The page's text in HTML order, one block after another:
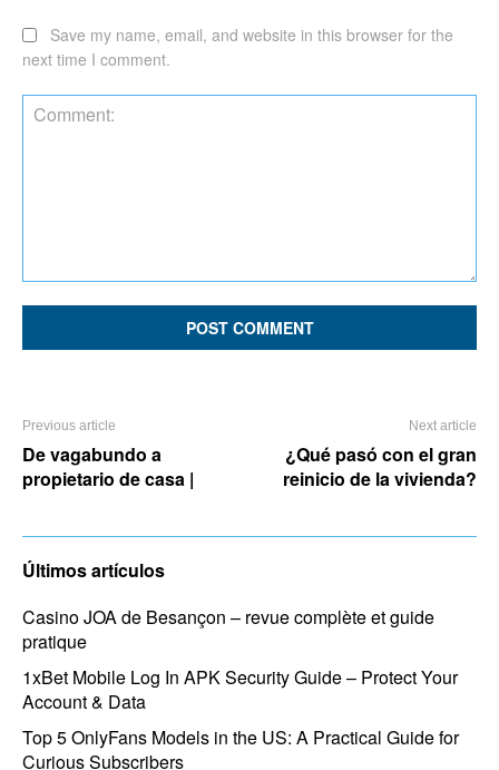
Save my name, email, and website in this browser for the
next time I comment.
Previous article
De vagabundo a
propietario de casa |
Next article
¿Qué pasó con el gran
reinicio de la vivienda?
Últimos artículos
Casino JOA de Besançon – revue complète et guide
pratique
1xBet Mobile Log In APK Security Guide – Protect Your
Account & Data
Top 5 OnlyFans Models in the US: A Practical Guide for
Curious Subscribers